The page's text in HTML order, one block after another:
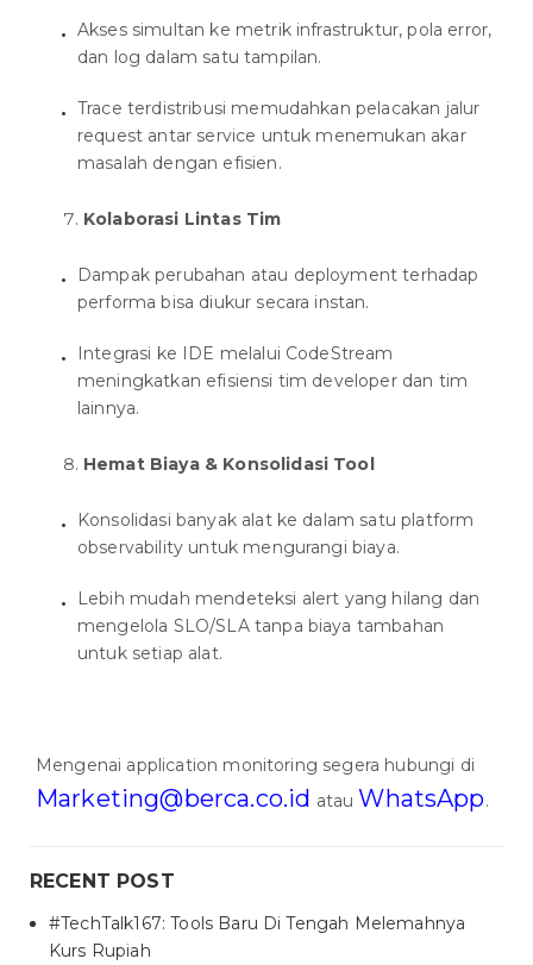
Akses simultan ke metrik infrastruktur, pola error,
dan log dalam satu tampilan.
Trace terdistribusi memudahkan pelacakan jalur
request antar service untuk menemukan akar
masalah dengan efisien.
Kolaborasi Lintas Tim
Dampak perubahan atau deployment terhadap
performa bisa diukur secara instan.
Integrasi ke IDE melalui CodeStream
meningkatkan efisiensi tim developer dan tim
lainnya.
Hemat Biaya & Konsolidasi Tool
Konsolidasi banyak alat ke dalam satu platform
observability untuk mengurangi biaya.
Lebih mudah mendeteksi alert yang hilang dan
mengelola SLO/SLA tanpa biaya tambahan
untuk setiap alat.
Mengenai application monitoring segera hubungi di
Marketing@berca.co.id atau WhatsApp.
RECENT POST
#TechTalk167: Tools Baru Di Tengah Melemahnya
Kurs Rupiah